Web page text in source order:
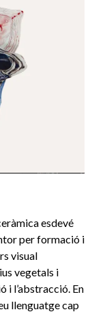
esdevé
per formació i
visual
vegetals i
i l’abstracció. En
llenguatge cap